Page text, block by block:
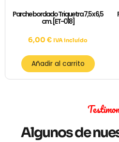
Parche bordado Triquetra 7,5 x 6,5
cm. [ET-018]
6,00 € IVA incluído
Añadir al carrito
Algunos de